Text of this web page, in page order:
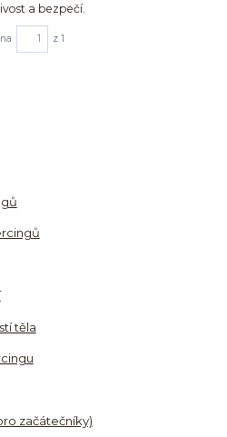
těla
začátečníky)
a bezpečí.
z 1